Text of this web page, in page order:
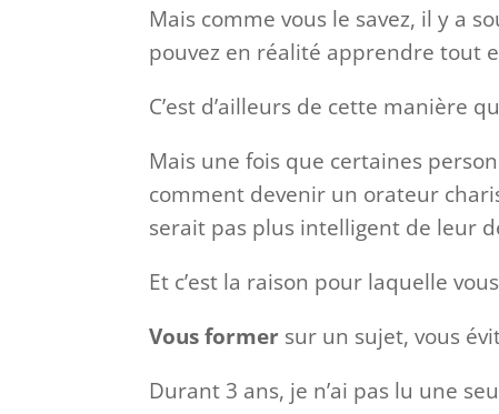
Mais comme vous le savez, il y a
pouvez en réalité apprendre tout
C’est d’ailleurs de cette manière
Mais une fois que certaines
comment devenir un orateur
serait pas plus intelligent de leur
Et c’est la raison pour laquelle
Vous former sur un sujet, vous
Durant 3 ans, je n’ai pas lu une